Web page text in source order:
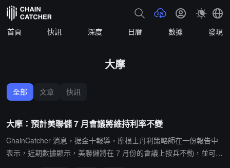
首頁 快訊 深度 日曆 數據 發現
大摩
全部 文章 快訊
大摩：預計美聯儲 7 月會議將維持利率不變
ChainCatcher 消息，据金十報導，摩根士丹利策略師在一份報告中
表示，近期數據顯示，美聯儲將在 7 月份的會議上按兵不動，並可能